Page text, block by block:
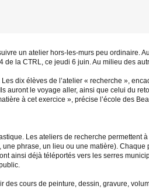
un atelier hors-les-murs peu ordinaire.
de la CTRL, ce jeudi 6 juin. Au milieu des
dix élèves de l’atelier « recherche »,
auront le voyage aller, ainsi que celui du
à cet exercice », précise l’école des
Les ateliers de recherche
phrase, un lieu ou une matière).
ainsi déjà téléportés vers les serres
des cours de peinture, dessin, gravure,